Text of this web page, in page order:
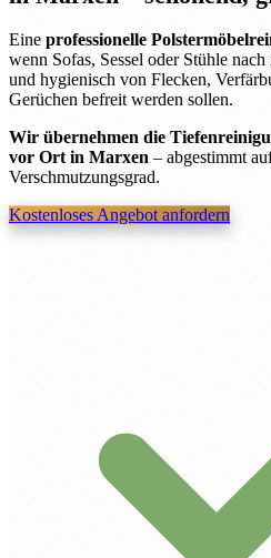
Eine professionelle
wenn Sofas, Sessel oder Stühle
und hygienisch von Flecken,
Gerüchen befreit werden sollen.
Wir übernehmen die
vor Ort in Marxen – abgestimmt
Verschmutzungsgrad.
Kostenloses Angebot anfordern